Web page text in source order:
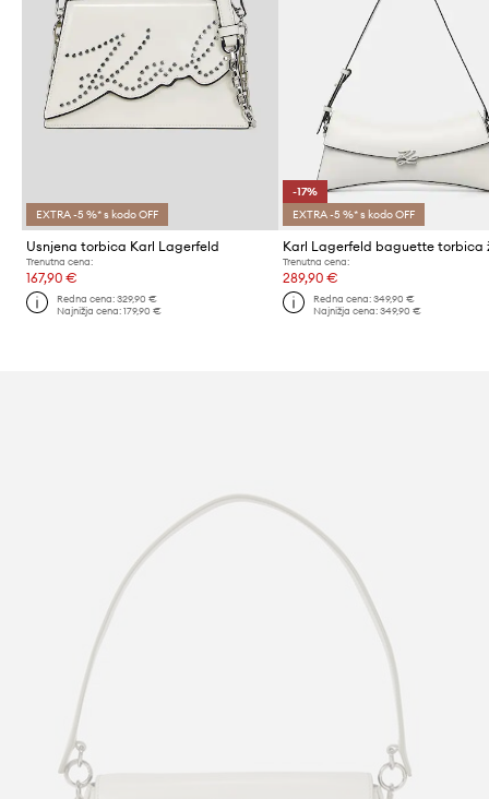
EXTRA -5 %* s kodo OFF
Usnjena torbica Karl Lagerfeld
Trenutna cena:
167,90 €
Redna cena:329,90 €
Najnižja cena:179,90 €
-17%
EXTRA -5 %* s kodo OFF
Trenutna cena:
289,90 €
Redna cena: 349,90 €
Najnižja cena: 349,90 €